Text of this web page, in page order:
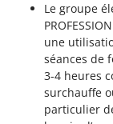
Wiper
Wolf Garten
Wortex
Worx
Le groupe
une
séances de
3-4 heures
surchauffe
particulier